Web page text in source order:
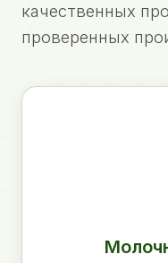
качественных
проверенных